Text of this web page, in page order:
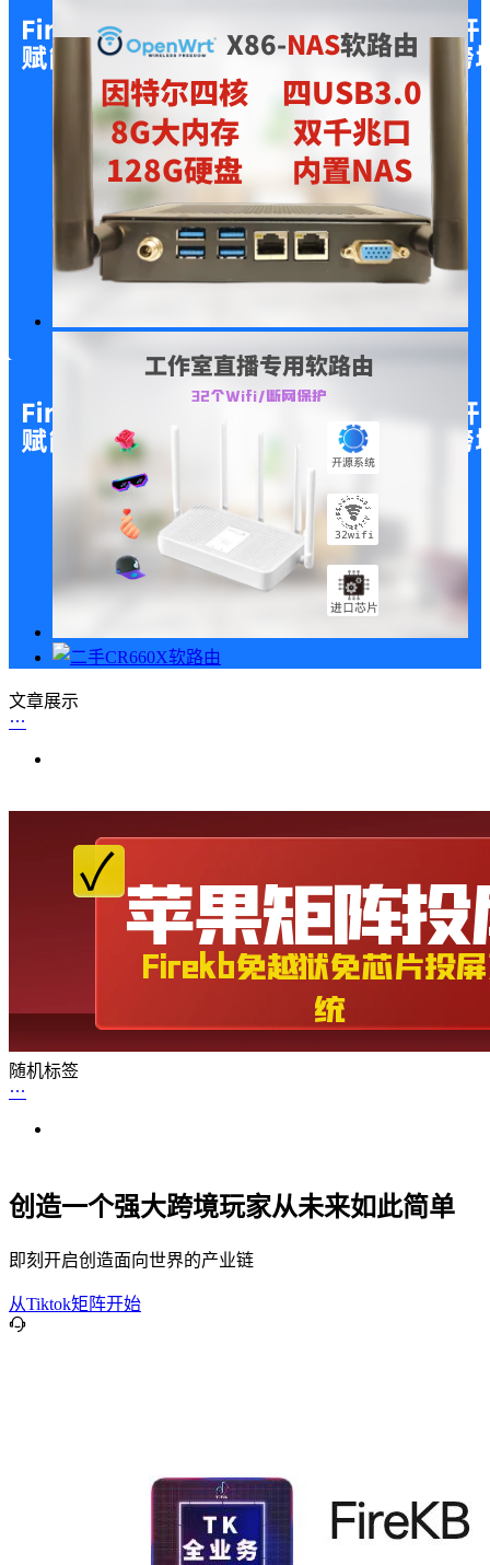
文章展示
随机标签
创造一个强大跨境玩家从未来如此简单
即刻开启创造面向世界的产业链
从Tiktok矩阵开始